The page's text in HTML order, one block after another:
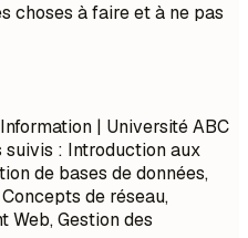
choses à faire et à ne pas
| Université ABC
: Introduction aux
de bases de données,
de réseau,
Web, Gestion des